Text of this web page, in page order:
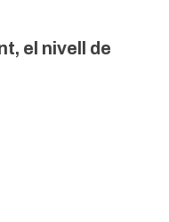
el nivell de